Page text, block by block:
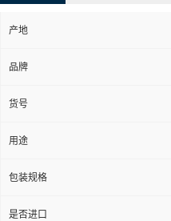
产地
品牌
货号
用途
包装规格
是否进口